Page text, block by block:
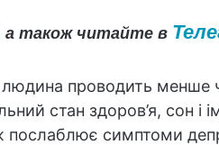
а також читайте в
проводить менше
стан здоров’я, сон і
симптоми